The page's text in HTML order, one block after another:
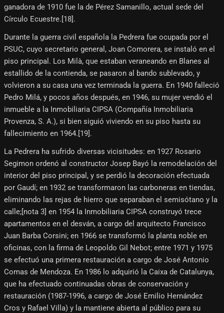
ganadora de 1910 fue la de Pérez Samanillo, actual sede del
Círculo Ecuestre.[18]​.
Durante la guerra civil española la Pedrera fue ocupada por el
PSUC, cuyo secretario general, Joan Comorera, se instaló en el
piso principal. Los Milà, que estaban veraneando en Blanes al
estallido de la contienda, se pasaron al bando sublevado, y
volvieron a su casa una vez terminada la guerra. En 1940 falleció
Pedro Milá, y pocos años después, en 1946, su mujer vendió el
inmueble a la Inmobiliaria CIPSA (Compañía Inmobiliaria
Provenza, S. A.), si bien siguió viviendo en su piso hasta su
fallecimiento en 1964.[19]​.
La Pedrera ha sufrido diversas vicisitudes: en 1927 Rosario
Segimon ordenó al constructor Josep Bayó la remodelación del
interior del piso principal, y se perdió la decoración efectuada
por Gaudí; en 1932 se transformaron las carboneras en tiendas,
eliminando las rejas de hierro que separaban el semisótano y la
calle;[nota 3]​ en 1954 la Inmobiliaria CIPSA construyó trece
apartamentos en el desván, a cargo del arquitecto Francisco
Juan Barba Corsini; en 1966 se transformó la planta noble en
oficinas, con la firma de Leopoldo Gil Nebot; entre 1971 y 1975
se efectuó una primera restauración a cargo de José Antonio
Comas de Mendoza. En 1986 lo adquirió la Caixa de Catalunya,
que ha efectuado continuadas obras de conservación y
restauración (1987-1996, a cargo de José Emilio Hernández
Cros y Rafael Villa) y la mantiene abierta al público para su